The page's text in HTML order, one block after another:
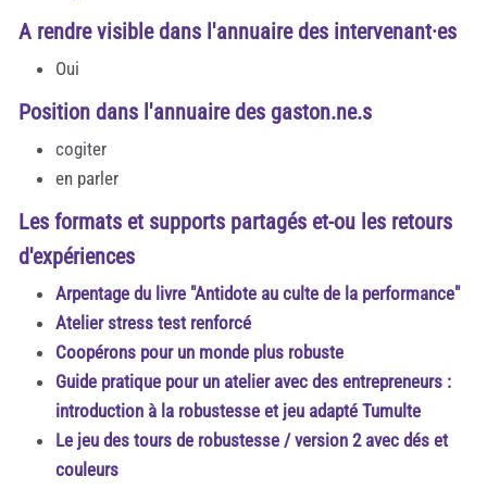
A rendre visible dans l'annuaire des intervenant·es
Oui
Position dans l'annuaire des gaston.ne.s
cogiter
en parler
Les formats et supports partagés et-ou les retours
d'expériences
Arpentage du livre "Antidote au culte de la performance"
Atelier stress test renforcé
Coopérons pour un monde plus robuste
Guide pratique pour un atelier avec des entrepreneurs :
introduction à la robustesse et jeu adapté Tumulte
Le jeu des tours de robustesse / version 2 avec dés et
couleurs